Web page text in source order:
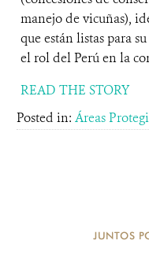
manejo de vicuñas),
que están listas para
el rol del Perú en la
READ THE STORY
Posted in: Áreas
JUNTOS